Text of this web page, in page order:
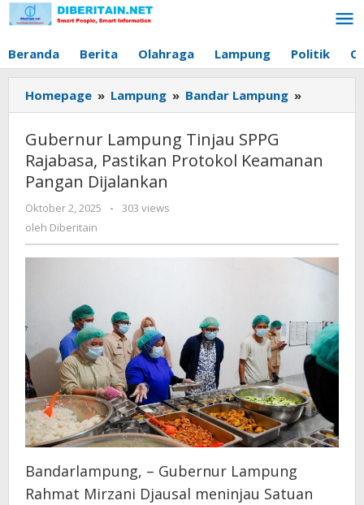
Lewati
ke
Beranda Berita Olahraga Lampung Politik
Homepage » Lampung » Bandar Lampung »
Lampung
Rajabasa,
Gubernur Lampung Tinjau SPPG
Rajabasa, Pastikan Protokol Keamanan
Pangan Dijalankan
Oktober 2, 2025
oleh
-
303 views
oleh Diberitain
Bandarlampung, – Gubernur Lampung
Rahmat Mirzani Djausal meninjau Satuan